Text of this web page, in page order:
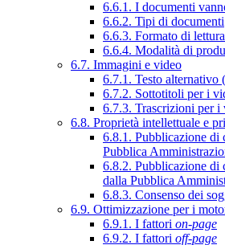
6.6.1. I documenti
6.6.2. Tipi di documenti
6.6.3. Formato di
6.6.4. Modalità di
6.7. Immagini e video
6.7.1. Testo alternativo
6.7.2. Sottotitoli per i
6.7.3. Trascrizioni per i
6.8. Proprietà intellettuale e
6.8.1. Pubblicazione di
Pubblica
6.8.2. Pubblicazione di
dalla Pubblica
6.8.3. Consenso dei
6.9. Ottimizzazione per i
6.9.1. I fattori on-page
6.9.2. I fattori off-page